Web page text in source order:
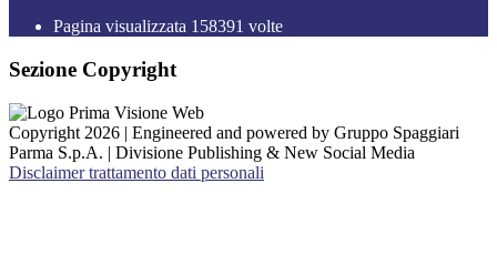
Pagina visualizzata 158391 volte
Sezione Copyright
Copyright 2026 | Engineered and powered by Gruppo Spaggiari
Parma S.p.A. | Divisione Publishing & New Social Media
Disclaimer trattamento dati personali